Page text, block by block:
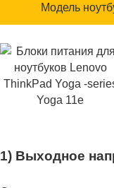
Модель
1) Выходное